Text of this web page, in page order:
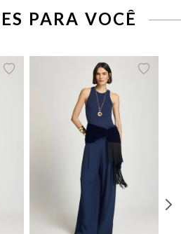
PARA VOCÊ